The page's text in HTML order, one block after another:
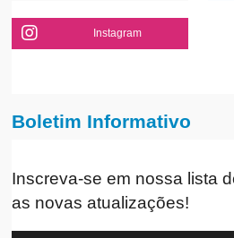
Instagram
Boletim Informativo
Inscreva-se em nossa lista
as novas atualizações!